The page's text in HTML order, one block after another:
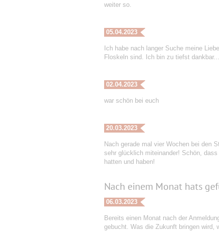
weiter so.
05.04.2023
Ich habe nach langer Suche meine
Floskeln sind. Ich bin zu tiefst dankbar...
02.04.2023
war schön bei euch
20.03.2023
Nach gerade mal vier Wochen bei den
sehr glücklich miteinander! Schön,
hatten und haben!
Nach einem Monat hats
06.03.2023
Bereits einen Monat nach der
gebucht. Was die Zukunft bringen wird,